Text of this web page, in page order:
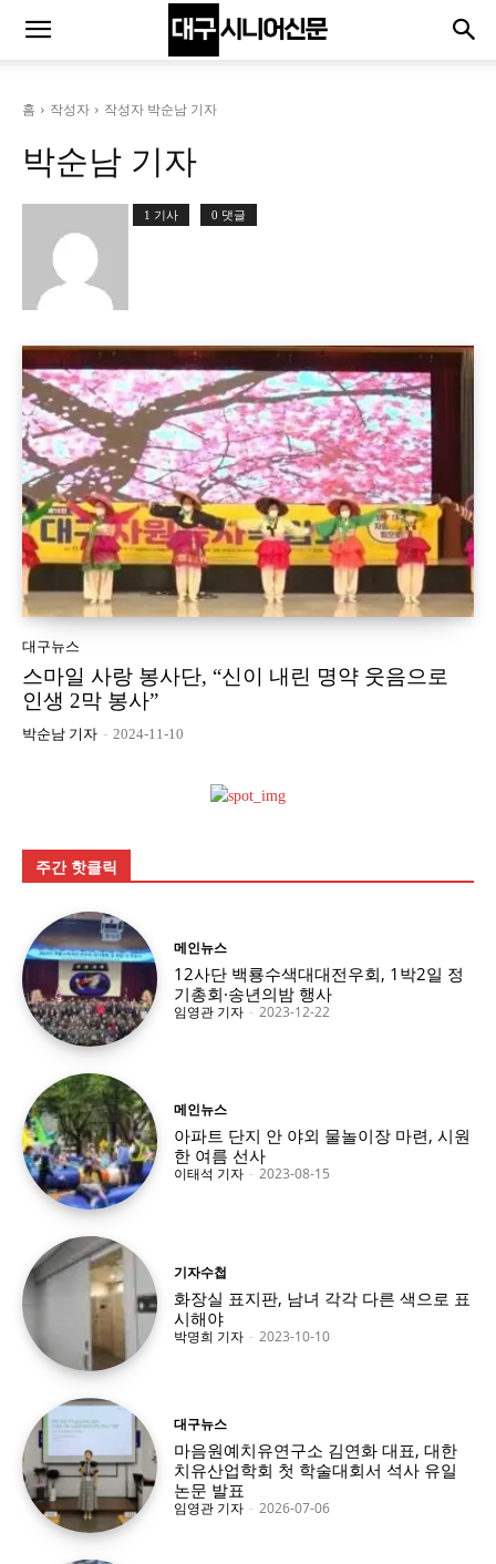
홈 작성자 작성자 박순남 기자
박순남 기자
1 기사 0 댓글
대구뉴스
스마일 사랑 봉사단, “신이 내린 명약 웃음으로
인생 2막 봉사”
박순남 기자 - 2024-11-10
주간 핫클릭
메인뉴스
12사단 백룡수색대대전우회, 1박2일 정
기총회·송년의밤 행사
임영관 기자 - 2023-12-22
메인뉴스
아파트 단지 안 야외 물놀이장 마련, 시원
한 여름 선사
이태석 기자 - 2023-08-15
기자수첩
화장실 표지판, 남녀 각각 다른 색으로 표
시해야
박명희 기자 - 2023-10-10
대구뉴스
마음원예치유연구소 김연화 대표, 대한
치유산업학회 첫 학술대회서 석사 유일
논문 발표
임영관 기자 - 2026-07-06